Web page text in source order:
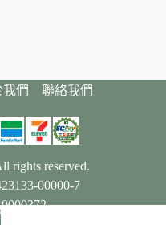
我們 聯絡我們
rights reserved.
00000-7